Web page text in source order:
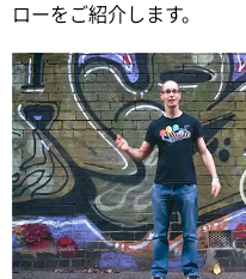
ローをご紹介します。